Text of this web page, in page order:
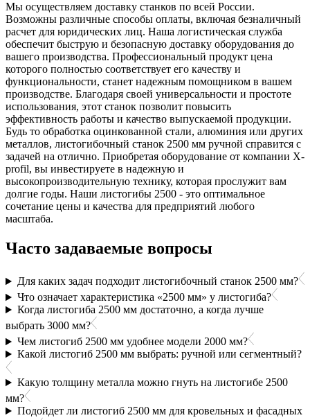
Мы осуществляем доставку станков по всей России.
Возможны различные способы оплаты, включая безналичный
расчет для юридических лиц. Наша логистическая служба
обеспечит быструю и безопасную доставку оборудования до
вашего производства. Профессиональный продукт цена
которого полностью соответствует его качеству и
функциональности, станет надежным помощником в вашем
производстве. Благодаря своей универсальности и простоте
использования, этот станок позволит повысить
эффективность работы и качество выпускаемой продукции.
Будь то обработка оцинкованной стали, алюминия или других
металлов, листогибочный станок 2500 мм ручной справится с
задачей на отлично. Приобретая оборудование от компании X-
profil, вы инвестируете в надежную и
высокопроизводительную технику, которая прослужит вам
долгие годы. Наши листогибы 2500 - это оптимальное
сочетание цены и качества для предприятий любого
масштаба.
Часто задаваемые вопросы
Для каких задач подходит листогибочный станок 2500 мм?
Что означает характеристика «2500 мм» у листогиба?
Когда листогиба 2500 мм достаточно, а когда лучше
выбрать 3000 мм?
Чем листогиб 2500 мм удобнее модели 2000 мм?
Какой листогиб 2500 мм выбрать: ручной или сегментный?
Какую толщину металла можно гнуть на листогибе 2500
мм?
Подойдет ли листогиб 2500 мм для кровельных и фасадных